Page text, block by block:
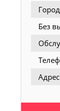
Без